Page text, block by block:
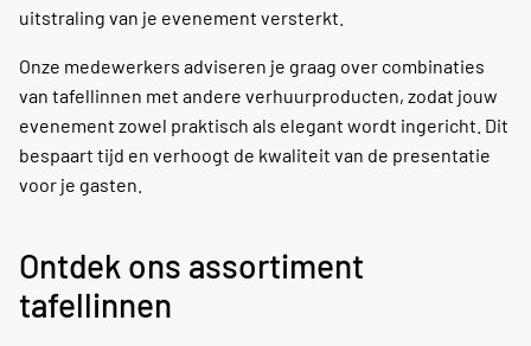
uitstraling van je evenement versterkt.
Onze medewerkers adviseren je graag over combinaties
van tafellinnen met andere verhuurproducten, zodat jouw
evenement zowel praktisch als elegant wordt ingericht. Dit
bespaart tijd en verhoogt de kwaliteit van de presentatie
voor je gasten.
Ontdek ons assortiment
tafellinnen